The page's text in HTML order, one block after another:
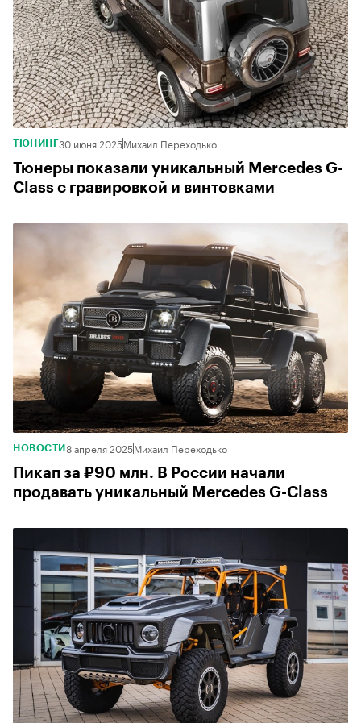
ТЮНИНГ30 июня 2025Михаил Переходько
Тюнеры показали уникальный Mercedes G-
Class с гравировкой и винтовками
НОВОСТИ 8 апреля 2025Михаил Переходько
Пикап за ₽90 млн. В России начали
продавать уникальный Mercedes G-Class